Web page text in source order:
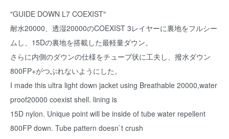
"GUIDE DOWN L7 COEXIST"
耐水20000、透湿20000のCOEXIST 3レイヤーに裏地をフルシー
ムし、15Dの裏地を搭載した最軽量ダウン。
さらに内側のダウンの仕様をチューブ状に工夫し、撥水ダウン
800FP+がつぶれないようにした。
I made this ultra light down jacket using Breathable 20000,water
proof20000 coexist shell. lining is
15D nylon. Unique point will be inside of tube water repellent
800FP down. Tube pattern doesn`t crush